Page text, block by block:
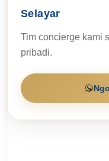
Selayar
Tim concierge kami
pribadi.